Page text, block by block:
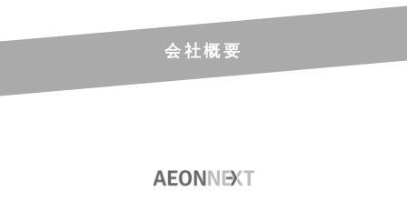
会社概要